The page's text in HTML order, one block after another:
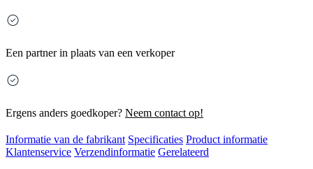
Een partner in plaats van een verkoper
Ergens anders goedkoper? Neem contact op!
Informatie van de fabrikant Specificaties Product informatie
Klantenservice Verzendinformatie Gerelateerd